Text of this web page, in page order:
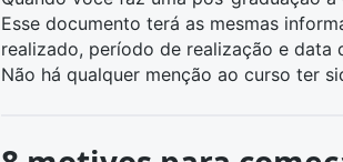
Esse documento terá as mesmas
realizado, período de realização e data
Não há qualquer menção ao curso ter